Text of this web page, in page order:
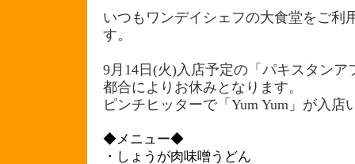
いつもワンデイシェフの大食堂をご利
す。
9月14日(火)入店予定の「パキスタン
都合によりお休みとなります。
ピンチヒッターで「Yum Yum」が入店
◆メニュー◆
・しょうが肉味噌うどん